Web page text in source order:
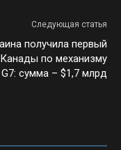
Следующая статья
получила первый
по механизму
G7: сумма – $1,7 млрд